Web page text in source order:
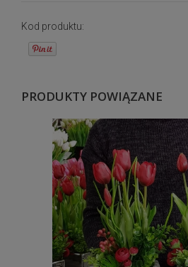
Kod produktu:
PRODUKTY POWIĄZANE